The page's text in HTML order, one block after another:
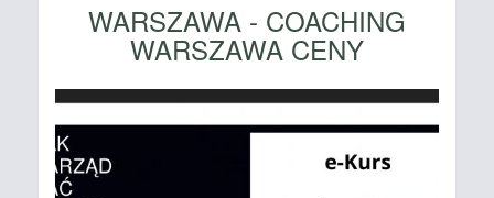
WARSZAWA - COACHING
WARSZAWA CENY